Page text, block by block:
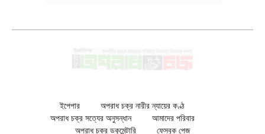
ইপেপার
অপরাধ চক্র নারীর ন্যায়ের কণ্ঠ
অপরাধ চক্র সত্যের অনুসন্ধান
আমাদের পরিবার
অপরাধ চক্র ডকুমেন্টারি
ফেসবুক পেজ